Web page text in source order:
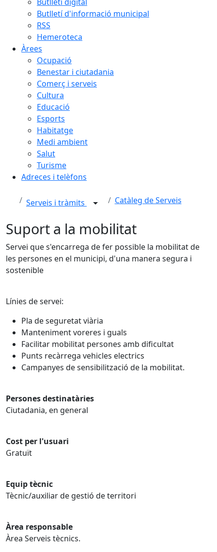
Butlletí d'informació municipal
RSS
Hemeroteca
Àrees
Ocupació
Benestar i ciutadania
Comerç i serveis
Cultura
Educació
Esports
Habitatge
Medi ambient
Salut
Turisme
Adreces i telèfons
Serveis i tràmits Catàleg de Serveis
Suport a la mobilitat
Servei que s'encarrega de fer possible la mobilitat de
les persones en el municipi, d'una manera segura i
sostenible
Línies de servei:
Pla de seguretat viària
Manteniment voreres i guals
Facilitar mobilitat persones amb dificultat
Punts recàrrega vehicles electrics
Campanyes de sensibilització de la mobilitat.
Persones destinatàries
Ciutadania, en general
Cost per l'usuari
Gratuït
Equip tècnic
Tècnic/auxiliar de gestió de territori
Àrea responsable
Àrea Serveis tècnics.